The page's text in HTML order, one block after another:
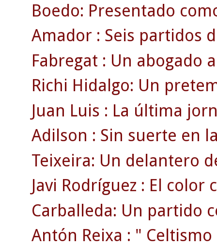
Boedo: Presentado
Amador : Seis partidos
Fabregat : Un abogado
Richi Hidalgo: Un
Juan Luis : La última
Adilson : Sin suerte en
Teixeira: Un delantero
Javi Rodríguez : El color
Carballeda: Un partido
Antón Reixa : "